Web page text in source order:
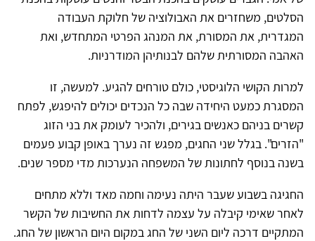
הסלטים, משחזרים את האבולוציה של חלוקת העבודה
המגדרית, את המסורת, את המנהג הפרטי המתחדש, ואת
האהבה המסורתית שלהם לבנותיהן המודרניות.
למרות הקושי הלוגיסטי, כולם טורחים להגיע. למעשה, זו
המסגרת כמעט היחידה שבה כל הנכדים יכולים להיפגש, לפתח
קשרים בניהם כאנשים בגירים, ולהכיר לעומק את בני הזוג
"הזרים". בגלל שני החגים, מפגש זה נערך באופן קבוע פעמים
בשנה בנוסף לחתונות של המשפחה הנערכות מדי מספר שנים.
החגיגה בשבוע שעבר היתה נעימה וחמה מאד וללא מתחים
לאחר שאימי קיבלה על עצמה לדחות את החשיבות של הקשר
המתקיים דרכה ליום השני של החג במקום היום הראשון של החג.